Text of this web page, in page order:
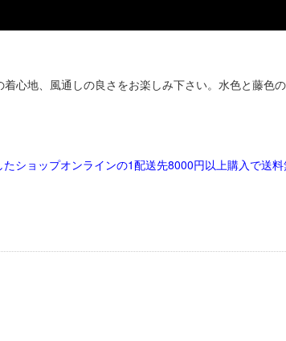
心地、風通しの良さをお楽しみ下さい。水色と藤色
ショップオンラインの1配送先8000円以上購入で送料